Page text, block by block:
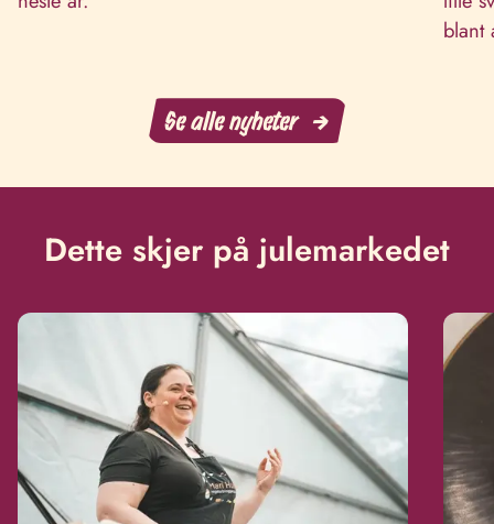
blant
Se alle nyheter
Dette skjer på julemarkedet